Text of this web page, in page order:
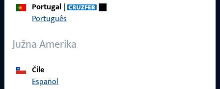
Portugal|
Português
Južna Amerika
Čile
Español
Opći uvjeti poslovanja